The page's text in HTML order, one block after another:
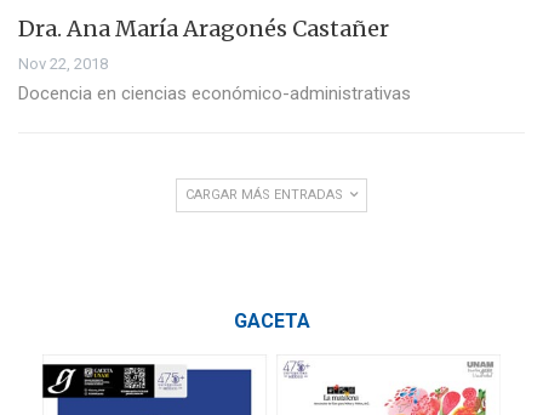
Dra. Ana María Aragonés Castañer
Nov 22, 2018
Docencia en ciencias económico-administrativas
CARGAR MÁS ENTRADAS
GACETA